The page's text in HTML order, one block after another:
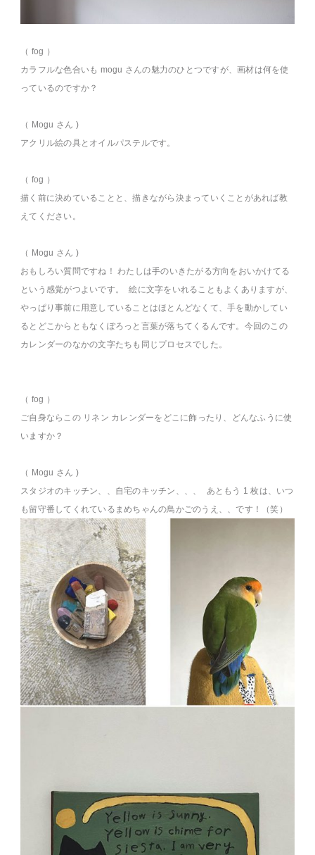
（ fog ）
カラフルな色合いも mogu さんの魅力のひとつですが、画材は何を使
っているのですか？
（ Mogu さん )
アクリル絵の具とオイルパステルです。
（ fog ）
描く前に決めていることと、描きながら決まっていくことがあれば教
えてください。
（ Mogu さん )
おもしろい質問ですね！ わたしは手のいきたがる方向をおいかけてる
という感覚がつよいです。 絵に文字をいれることもよくありますが、
やっぱり事前に用意していることはほとんどなくて、手を動かしてい
るとどこからともなくぽろっと言葉が落ちてくるんです。今回のこの
カレンダーのなかの文字たちも同じプロセスでした。
（ fog ）
ご自身ならこの リネン カレンダーをどこに飾ったり、どんなふうに使
いますか？
（ Mogu さん )
スタジオのキッチン、、自宅のキッチン、、、 あともう 1 枚は、いつ
も留守番してくれているまめちゃんの鳥かごのうえ、、です！（笑）